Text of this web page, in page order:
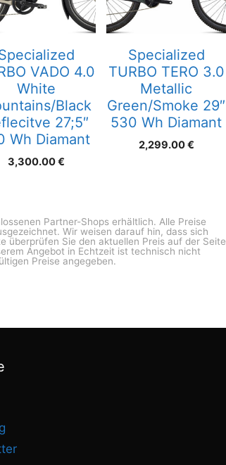
VADO 4.0
White
Black
27;5″
Wh Diamant
3,300.00€
Specialized
TURBO TERO 3.0
Metallic
Green/Smoke 29″
530 Wh Diamant
2,299.00€
Partner-Shops erhältlich. Alle Preise
Wir weisen darauf hin, dass sich
überprüfen Sie den aktuellen Preis auf der Seite
Angebot in Echtzeit ist technisch nicht
Preise angegeben.